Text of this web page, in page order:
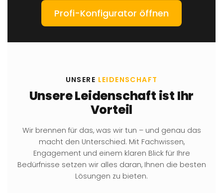
Profi-Konfigurator öffnen
UNSERE LEIDENSCHAFT
Unsere Leidenschaft ist Ihr
Vorteil
Wir brennen für das, was wir tun – und genau das
macht den Unterschied. Mit Fachwissen,
Engagement und einem klaren Blick für Ihre
Bedürfnisse setzen wir alles daran, Ihnen die besten
Lösungen zu bieten.